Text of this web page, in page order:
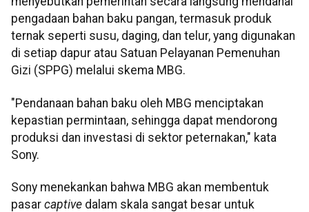
pengadaan bahan baku pangan, termasuk produk
ternak seperti susu, daging, dan telur, yang digunakan
di setiap dapur atau Satuan Pelayanan Pemenuhan
Gizi (SPPG) melalui skema MBG.
"Pendanaan bahan baku oleh MBG menciptakan
kepastian permintaan, sehingga dapat mendorong
produksi dan investasi di sektor peternakan," kata
Sony.
Sony menekankan bahwa MBG akan membentuk
pasar captive dalam skala sangat besar untuk